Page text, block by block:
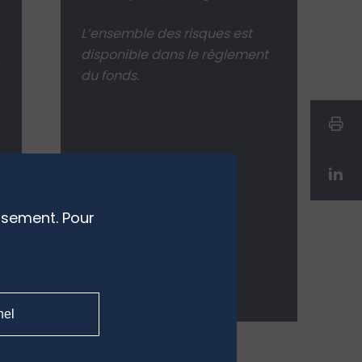
L’ensemble des risques est
disponible dans le règlement
du fonds.
Pour